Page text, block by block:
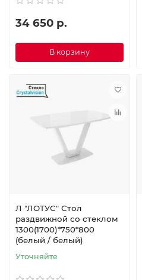
34 650 р.
В корзину
Л "ЛОТУС" Стол
раздвижной со стеклом
1300(1700)*750*800
(белый / белый)
Уточняйте